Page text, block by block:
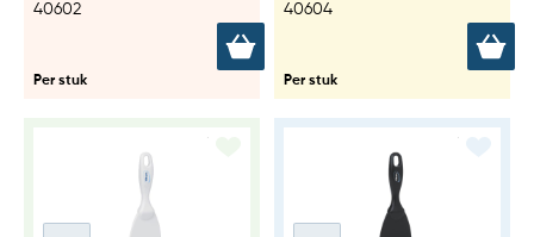
40602
Per stuk
40604
Per stuk